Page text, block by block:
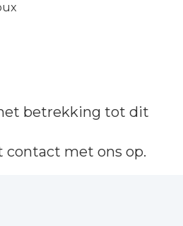
betrekking tot dit
contact met ons op.